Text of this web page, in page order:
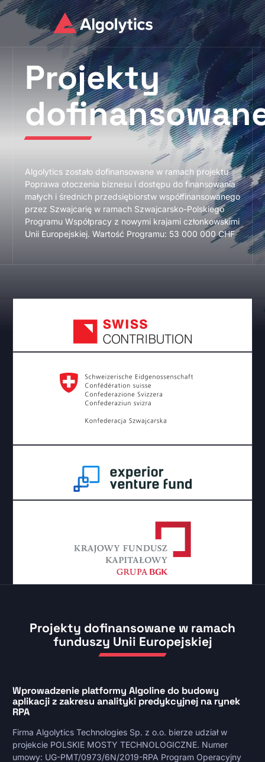
Projekty
Algolytics zostało dofinansowane w ramach projektu
Poprawa otoczenia biznesu i dostępu do finansowania
małych i średnich przedsiębiorstw współfinansowanego
przez Szwajcarię w ramach Szwajcarsko-Polskiego
Programu Współpracy z nowymi krajami członkowskimi
Unii Europejskiej. Wartość Programu: 53 000 000 CHF
Projekty dofinansowane w ramach
funduszy Unii Europejskiej
Wprowadzenie platformy Algoline do budowy
aplikacji z zakresu analityki predykcyjnej na rynek
RPA
Firma Algolytics Technologies Sp. z o.o. bierze udział w
projekcie POLSKIE MOSTY TECHNOLOGICZNE. Numer
umowy: UG-PMT/0973/6N/2019-RPA Program Operacyjny